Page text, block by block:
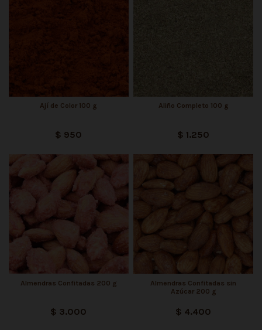
Ají de Color 100 g
$ 950
Aliño Completo 100 g
$ 1.250
Almendras Confitadas 200 g
$ 3.000
Almendras Confitadas sin
Azúcar 200 g
$ 4.400